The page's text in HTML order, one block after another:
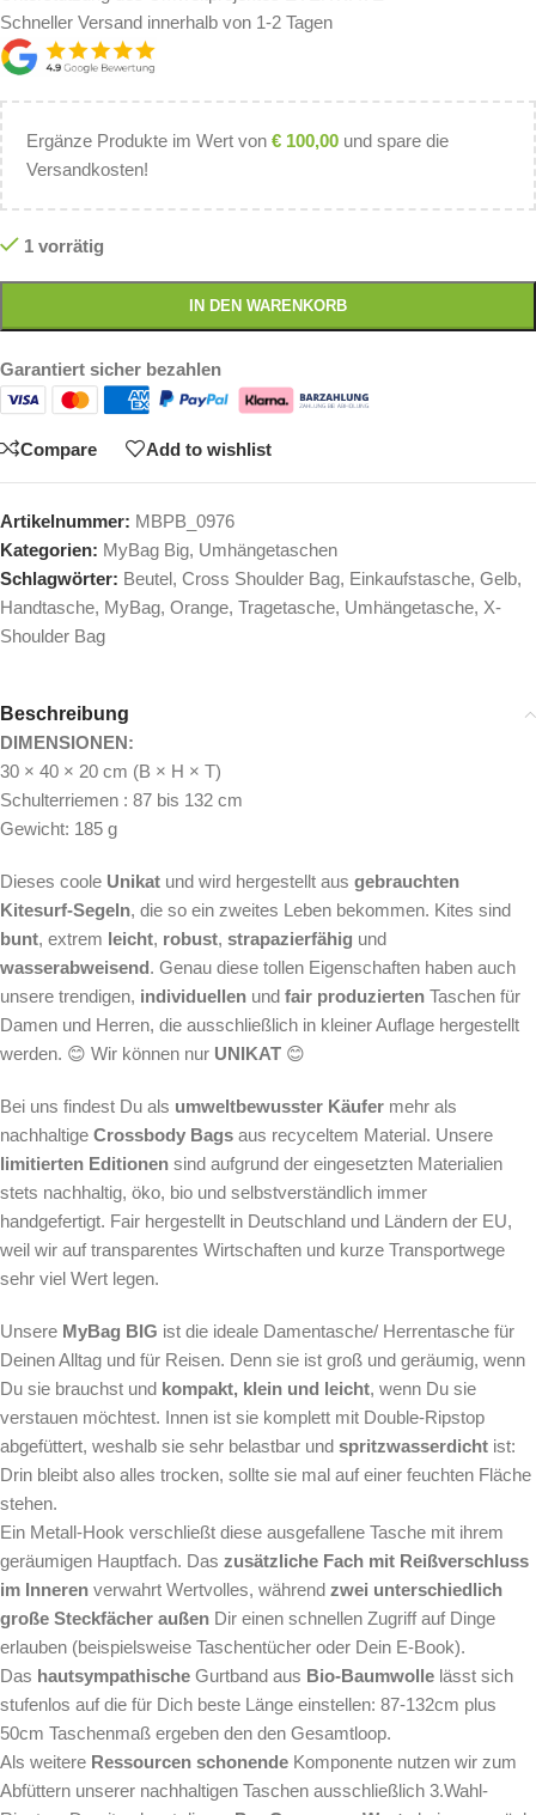
Schneller Versand innerhalb von 1-2 Tagen
Ergänze Produkte im Wert von € 100,00 und spare die
Versandkosten!
1 vorrätig
IN DEN WARENKORB
Garantiert sicher bezahlen
Compare Add to wishlist
Artikelnummer: MBPB_0976
Kategorien: MyBag Big, Umhängetaschen
Schlagwörter: Beutel, Cross Shoulder Bag, Einkaufstasche, Gelb,
Handtasche, MyBag, Orange, Tragetasche, Umhängetasche, X-
Shoulder Bag
Beschreibung
DIMENSIONEN:
30 × 40 × 20 cm (B × H × T)
Schulterriemen : 87 bis 132 cm
Gewicht: 185 g
Dieses coole Unikat und wird hergestellt aus gebrauchten
Kitesurf-Segeln, die so ein zweites Leben bekommen. Kites sind
bunt, extrem leicht, robust, strapazierfähig und
wasserabweisend. Genau diese tollen Eigenschaften haben auch
unsere trendigen, individuellen und fair produzierten Taschen für
Damen und Herren, die ausschließlich in kleiner Auflage hergestellt
werden. 😊 Wir können nur UNIKAT 😊
Bei uns findest Du als umweltbewusster Käufer mehr als
nachhaltige Crossbody Bags aus recyceltem Material. Unsere
limitierten Editionen sind aufgrund der eingesetzten Materialien
stets nachhaltig, öko, bio und selbstverständlich immer
handgefertigt. Fair hergestellt in Deutschland und Ländern der EU,
weil wir auf transparentes Wirtschaften und kurze Transportwege
sehr viel Wert legen.
Unsere MyBag BIG ist die ideale Damentasche/ Herrentasche für
Deinen Alltag und für Reisen. Denn sie ist groß und geräumig, wenn
Du sie brauchst und kompakt, klein und leicht, wenn Du sie
verstauen möchtest. Innen ist sie komplett mit Double-Ripstop
abgefüttert, weshalb sie sehr belastbar und spritzwasserdicht ist:
Drin bleibt also alles trocken, sollte sie mal auf einer feuchten Fläche
stehen.
Ein Metall-Hook verschließt diese ausgefallene Tasche mit ihrem
geräumigen Hauptfach. Das zusätzliche Fach mit Reißverschluss
im Inneren verwahrt Wertvolles, während zwei unterschiedlich
große Steckfächer außen Dir einen schnellen Zugriff auf Dinge
erlauben (beispielsweise Taschentücher oder Dein E-Book).
Das hautsympathische Gurtband aus Bio-Baumwolle lässt sich
stufenlos auf die für Dich beste Länge einstellen: 87-132cm plus
50cm Taschenmaß ergeben den den Gesamtloop.
Als weitere Ressourcen schonende Komponente nutzen wir zum
Abfüttern unserer nachhaltigen Taschen ausschließlich 3.Wahl-